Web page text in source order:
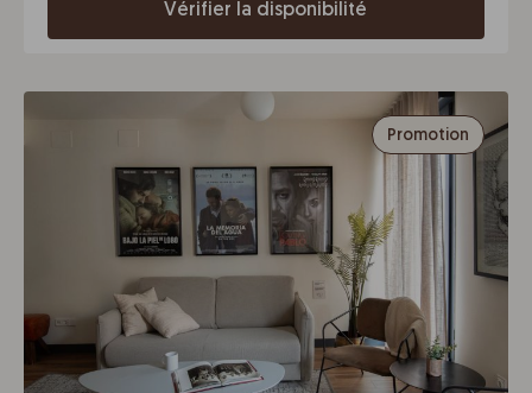
Vérifier la disponibilité
Promotion